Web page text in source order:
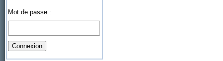
Mot de passe :